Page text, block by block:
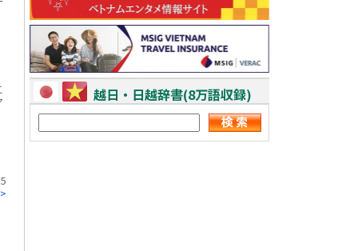
越日・日越辞書(8万語収録)